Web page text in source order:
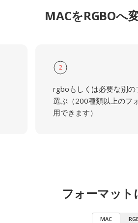
MACをRGBOへ
2
rgboもしくは必要な別の
選ぶ（200種類以上のフ
用できます）
フォーマット
MAC